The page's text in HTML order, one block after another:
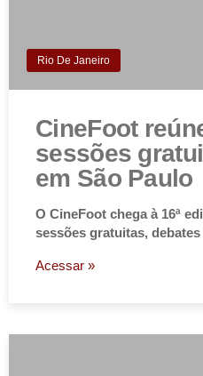
Rio De Janeiro
CineFoot
sessões
em São Paulo
O CineFoot chega à 16ª
sessões gratuitas,
Acessar »